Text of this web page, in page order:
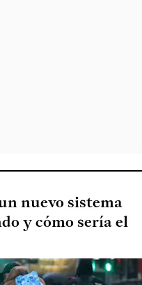
nuevo sistema
y cómo sería el